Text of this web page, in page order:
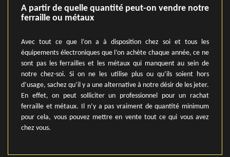
A partir de quelle quantité peut-on vendre notre
ferraille ou métaux
Avec tout ce que l’on a à disposition chez soi et tous les
équipements électroniques que l’on achète chaque année, ce ne
sont pas les ferrailles et les métaux qui manquent au sein de
notre chez-soi. Si on ne les utilise plus ou qu’ils soient hors
d’usage, sachez qu’il y a une alternative à notre désir de les jeter.
En effet, on peut solliciter un professionnel pour un rachat
ferraille et métaux. Il n’y a pas vraiment de quantité minimum
pour cela, vous pouvez mettre en vente tout ce qui vous avez
chez vous.